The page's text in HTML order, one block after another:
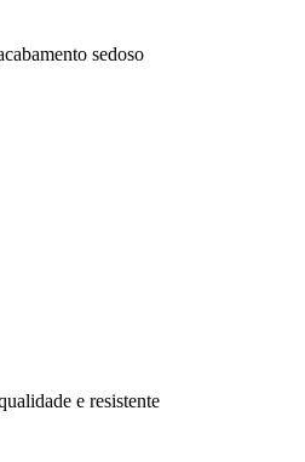
sedoso
e resistente